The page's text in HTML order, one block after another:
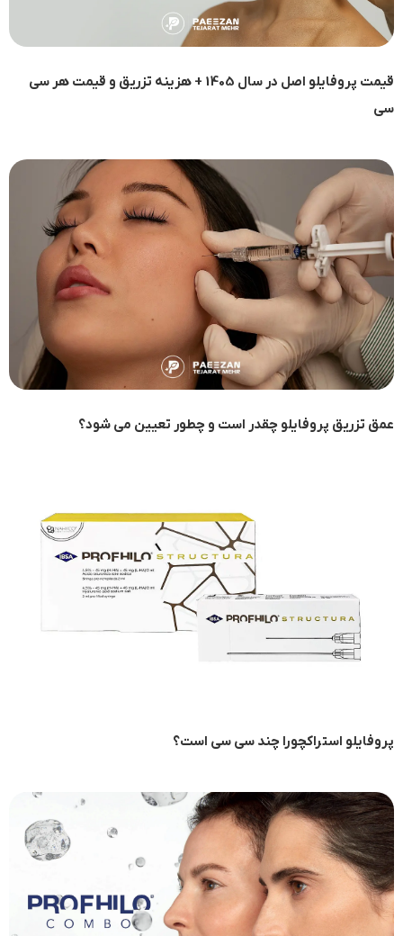
قیمت پروفایلو اصل در سال 1405 + هزینه تزریق و قیمت هر سی
سی
عمق تزریق پروفایلو چقدر است و چطور تعیین می شود؟
پروفایلو استراکچورا چند سی سی است؟